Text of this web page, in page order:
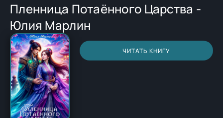
Пленница Потаённого Царства -
Юлия Марлин
ЧИТАТЬ КНИГУ